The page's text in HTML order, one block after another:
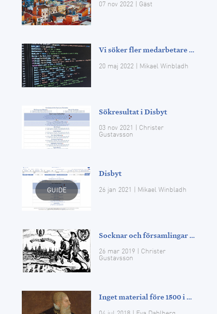
07 nov 2022 Gäst
Vi söker fler medarbetare till Disbyt-utveckling
20 maj 2022 | Mikael Winbladh
Sökresultat i Disbyt
03 nov 2021
| Christer
Gustavsson
GUIDE
Disbyt
26 jan 2021 | Mikael Winbladh
Socknar och församlingar i Disgen och Disbyt
26 mar 2019 | Christer
Gustavsson
Inget material före 1500 i Disbyt